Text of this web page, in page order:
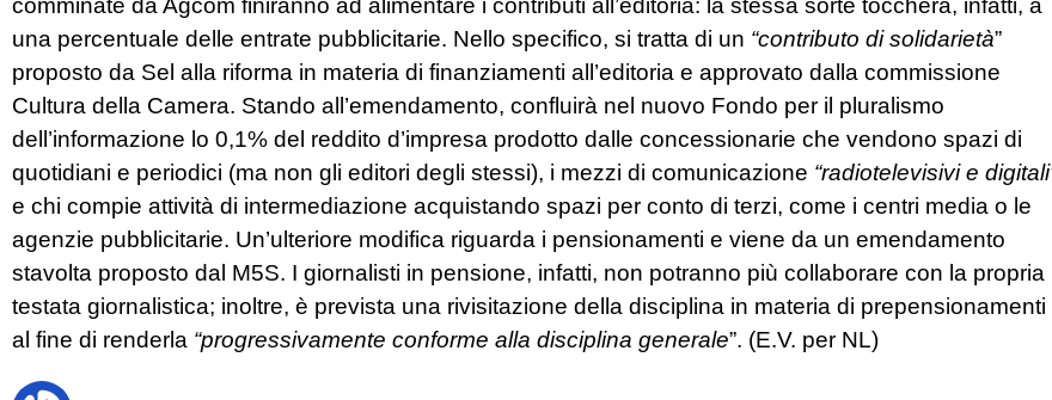
comminate da Agcom finiranno ad alimentare i contributi all’editoria: la stessa sorte toccherà, infatti, a
una percentuale delle entrate pubblicitarie. Nello specifico, si tratta di un “contributo di solidarietà”
proposto da Sel alla riforma in materia di finanziamenti all’editoria e approvato dalla commissione
Cultura della Camera. Stando all’emendamento, confluirà nel nuovo Fondo per il pluralismo
dell’informazione lo 0,1% del reddito d’impresa prodotto dalle concessionarie che vendono spazi di
quotidiani e periodici (ma non gli editori degli stessi), i mezzi di comunicazione “radiotelevisivi e
e chi compie attività di intermediazione acquistando spazi per conto di terzi, come i centri media o le
agenzie pubblicitarie. Un’ulteriore modifica riguarda i pensionamenti e viene da un emendamento
stavolta proposto dal M5S. I giornalisti in pensione, infatti, non potranno più collaborare con la propria
testata giornalistica; inoltre, è prevista una rivisitazione della disciplina in materia di prepensionamenti
al fine di renderla “progressivamente conforme alla disciplina generale”. (E.V. per NL)